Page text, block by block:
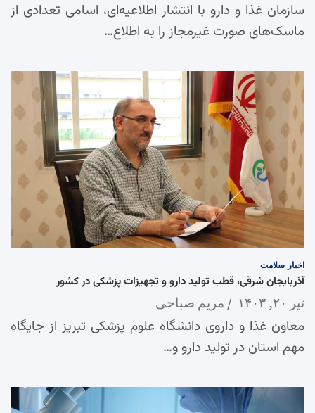
سازمان غذا و دارو با انتشار اطلاعیه‌ای، اسامی تعدادی از
ماسک‌های صورت غیرمجاز را به اطلاع…
اخبار سلامت
آذربایجان شرقی، قطب تولید دارو و تجهیزات پزشکی در کشور
تیر ۲۰, ۱۴۰۳ مریم صباحی
معاون غذا و داروی دانشگاه علوم پزشکی تبریز از جایگاه
مهم استان در تولید دارو و…